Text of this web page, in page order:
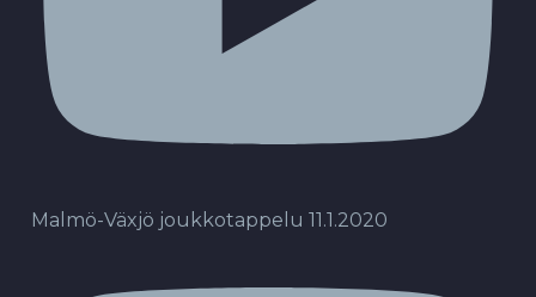
Malmö-Växjö joukkotappelu 11.1.2020